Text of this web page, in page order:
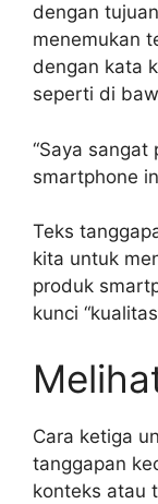
dengan
menemukan
dengan kata
seperti di
“Saya sangat
smartphone
Teks
kita untuk
produk
kunci
Cara ketiga
tanggapan
konteks atau